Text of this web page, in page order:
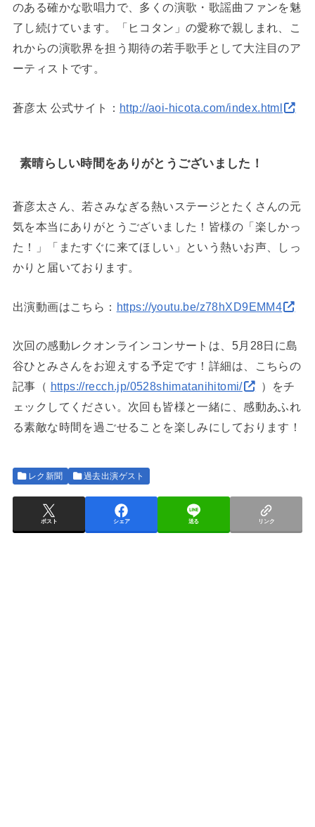
のある確かな歌唱力で、多くの演歌・歌謡曲ファンを魅
了し続けています。「ヒコタン」の愛称で親しまれ、こ
れからの演歌界を担う期待の若手歌手として大注目のア
ーティストです。
蒼彦太 公式サイト： http://aoi-hicota.com/index.html
素晴らしい時間をありがとうございました！
蒼彦太さん、若さみなぎる熱いステージとたくさんの元
気を本当にありがとうございました！皆様の「楽しかっ
た！」「またすぐに来てほしい」という熱いお声、しっ
かりと届いております。
出演動画はこちら： https://youtu.be/z78hXD9EMM4
次回の感動レクオンラインコンサートは、5月28日に島
谷ひとみさんをお迎えする予定です！詳細は、こちらの
記事（ https://recch.jp/0528shimatanihitomi/
）をチ
ェックしてください。次回も皆様と一緒に、感動あふれ
る素敵な時間を過ごせることを楽しみにしております！
レク新聞 過去出演ゲスト
ポスト シェア 送る リンク